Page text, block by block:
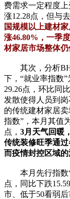
费需求一定程度
涨12.28点，但与
国规模以上建材
涨46.80%，一季
材家居市场整体仍
其次，分析
下，“就业率指数”
29.26点，环比同
发散使得人员到
的传统建材家居
指数”，本月其值
点， 3月天气回暖
传统装修旺季通
而疫情封控区域的
本月先行指数
点，同比下跌
市、低于50看弱